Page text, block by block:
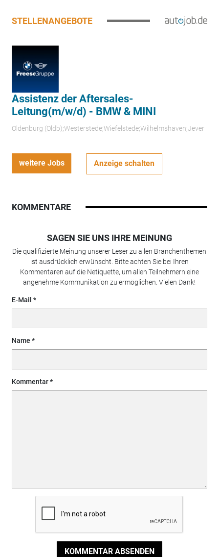
STELLENANGEBOTE
Assistenz der Aftersales-
Leitung(m/w/d) - BMW & MINI
Oldenburg (Oldb);Westerstede;Wiefelstede;Wilhelmshaven;Jever
weitere Jobs Anzeige schalten
KOMMENTARE
SAGEN SIE UNS IHRE MEINUNG
Die qualifizierte Meinung unserer Leser zu allen Branchenthemen
ist ausdrücklich erwünscht. Bitte achten Sie bei Ihren
Kommentaren auf die Netiquette, um allen Teilnehmern eine
angenehme Kommunikation zu ermöglichen. Vielen Dank!
E-Mail
Name
Kommentar
KOMMENTAR ABSENDEN